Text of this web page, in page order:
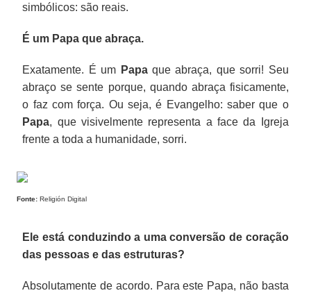
simbólicos: são reais.
É um Papa que abraça.
Exatamente. É um Papaque abraça, que sorri! Seu
abraço se sente porque, quando abraça fisicamente,
o faz com força. Ou seja, é Evangelho: saber que o
Papa, que visivelmente representa a face da Igreja
frente a toda a humanidade, sorri.
Fonte: Religión Digital
Ele está conduzindo a uma conversão de coração
das pessoas e das estruturas?
Absolutamente de acordo. Para este Papa, não basta